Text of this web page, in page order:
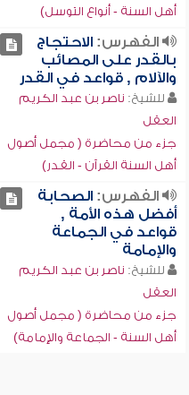
أهل السنة - أنواع التوسل)
الفهرس:الاحتجاج
بالقدر على المصائب
والآلام , قواعد في القدر
للشيخ: ناصر بن عبد الكريم
العقل
جزء من محاضرة ( مجمل أصول
أهل السنة القرآن - القدر)
الفهرس:الصحابة
أفضل هذه الأمة ,
قواعد في الجماعة
والإمامة
للشيخ: ناصر بن عبد الكريم
العقل
جزء من محاضرة ( مجمل أصول
أهل السنة - الجماعة والإمامة)